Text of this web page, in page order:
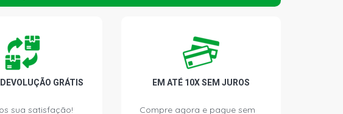
GRÁTIS
sua satisfação!
EM ATÉ 10X SEM JUROS
Compre agora e pague sem